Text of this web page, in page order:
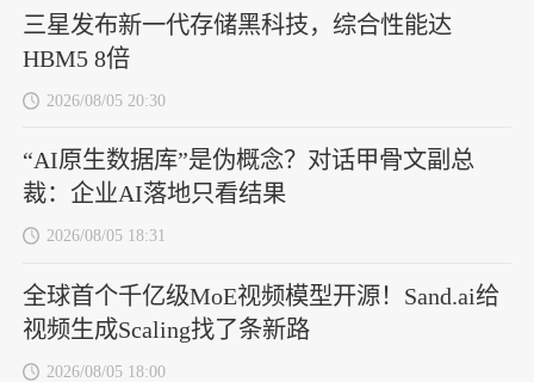
三星发布新一代存储黑科技，综合性能达
HBM5 8倍
2026/08/05 20:30
“AI原生数据库”是伪概念？对话甲骨文副总
裁：企业AI落地只看结果
2026/08/05 18:31
全球首个千亿级MoE视频模型开源！Sand.ai给
视频生成Scaling找了条新路
2026/08/05 18:00